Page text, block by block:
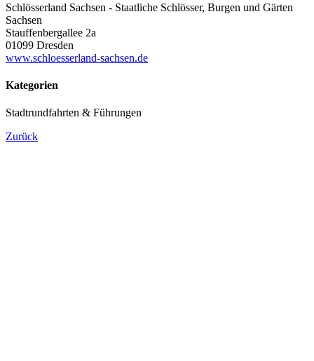
Schlösserland Sachsen - Staatliche Schlösser, Burgen und Gärten
Sachsen
Stauffenbergallee 2a
01099 Dresden
www.schloesserland-sachsen.de
Kategorien
Stadtrundfahrten & Führungen
Zurück